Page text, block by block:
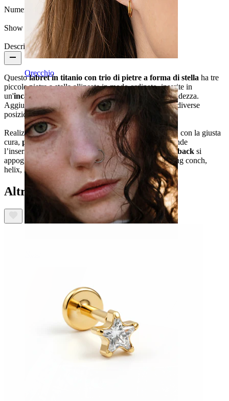
Orecchio
Numero di pezzi:
Show pair option:Sì
Descrizione
Questolabret in titanio con trio di pietre a forma di stella ha tre
piccole pietre a stella allineate in modo ordinato, inserite in
un'incastonatura a griffeche ne risalta la forma e nitidezza.
Aggiunge un tocco definito che si adatta facilmente a diverse
posizioni, ed è disponibile nei colori oro e argento.
Realizzato intitanio ipoallergenico, waterproofe, con la giusta
cura, può durare una vita . La filettatura internarende
l’inserimento semplice e la tenuta sicura, mentre il flatback si
appoggia delicatamente sulla pelle. Perfetto per piercing conch,
helix, lobo o tragus.
Altri hanno acquistato anche